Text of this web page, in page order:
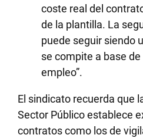
coste real del
de la plantilla. La
puede seguir siendo
se compite a base de
empleo”.
El sindicato recuerda que
Sector Público establece
contratos como los de